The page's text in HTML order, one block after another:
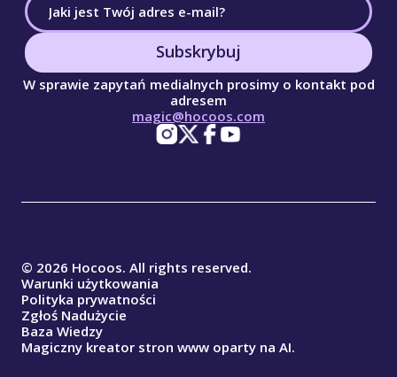
Subskrybuj
W sprawie zapytań medialnych prosimy o kontakt pod
adresem
magic@hocoos.com
© 2026 Hocoos. All rights reserved.
Warunki użytkowania
Polityka prywatności
Zgłoś Nadużycie
Baza Wiedzy
Magiczny kreator stron www oparty na AI.